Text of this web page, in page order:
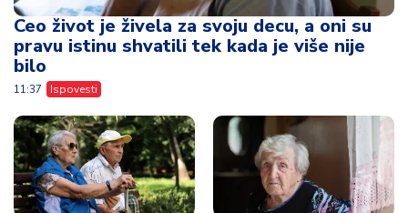
Ceo život je živela za svoju decu, a oni su
pravu istinu shvatili tek kada je više nije
bilo
11:37 Ispovesti